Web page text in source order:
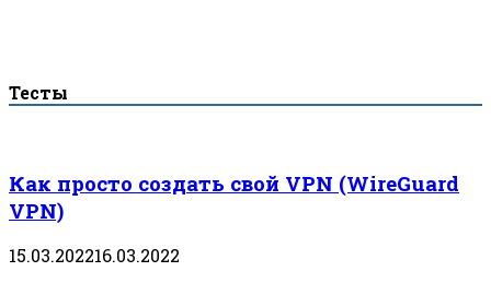
Тесты
Как просто создать свой VPN (WireGuard
VPN)
15.03.202216.03.2022